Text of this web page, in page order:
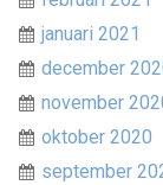
januari 2021
december
november
oktober 2020
september